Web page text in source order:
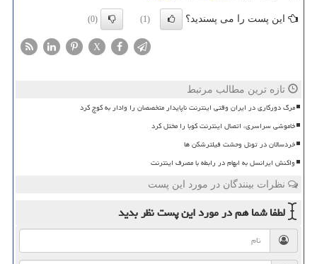
این پست را می پسندید؟ (1)
(0)
X
تازه ترین مطالب مرتبط
مرگ دورکاری در ایران وقتی اینترنت ناپایدار متخصصان را وادار به کوچ کرد
خاموشی سراسری، اتصال اینترنت کوبا را مختل کرد
خردسالان در تونل وحشت فیلترشکن ها
واکنش ایرانسل به ابهام در رابطه با مصرف اینترنت
نظرات بینندگان در مورد این پست
لطفا شما همدر مورد این پستنظر بدید